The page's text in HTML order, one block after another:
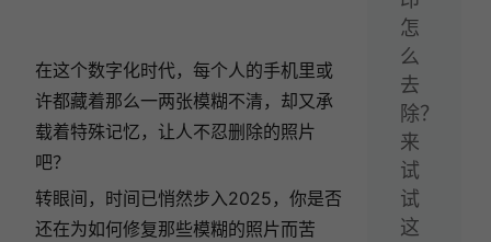
在这个数字化时代，每个人的手机里或
许都藏着那么一两张模糊不清，却又承
载着特殊记忆，让人不忍删除的照片
吧？
转眼间，时间已悄然步入2025，你是否
还在为如何修复那些模糊的照片而苦
怎
么
去
除？
来
试
试
这